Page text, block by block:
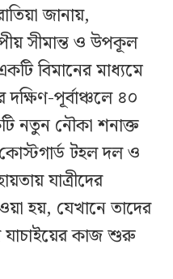
জানায়,
সীমান্ত ও উপকূল
বিমানের মাধ্যমে
পূর্বাঞ্চলে ৪০
নতুন নৌকা শনাক্ত
টহল দল ও
যাত্রীদের
হয়, যেখানে তাদের
যাচাইয়ের কাজ শুরু